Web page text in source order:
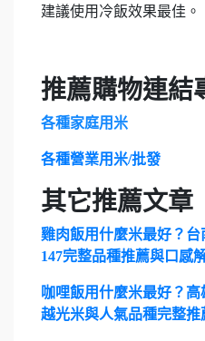
建議使用冷飯效果最佳。
推薦購物連結
各種家庭用米
各種營業用米/批發
其它推薦文章
雞肉飯用什麼米最好？
147完整品種推薦與口感
咖哩飯用什麼米最好？
越光米與人氣品種完整推